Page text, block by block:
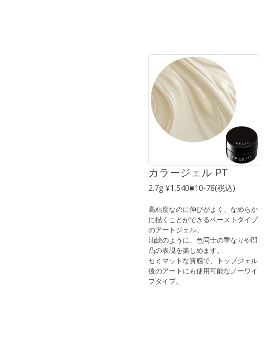
カラージェル PT
2.7g ¥1,540■10-78(税込)
高粘度なのに伸びがよく、なめらか
に描くことができるペーストタイプ
のアートジェル。
油絵のように、色同士の重なりや凹
凸の表現を楽しめます。
セミマットな質感で、トップジェル
後のアートにも使用可能なノーワイ
プタイプ。